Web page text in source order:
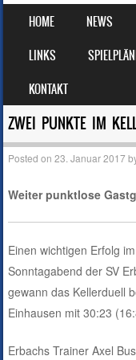
MENU
SKIP TO CONTENT
HOME NEWS
LINKS
KONTAKT
ZWEI PUNKTE IM
Posted on23. Januar 2017
Weiter punktlose
Einen wichtigen Erfolg
Sonntagabend der SV
gewann das Kellerduell
Einhausen mit 30:23
Erbachs Trainer Axel